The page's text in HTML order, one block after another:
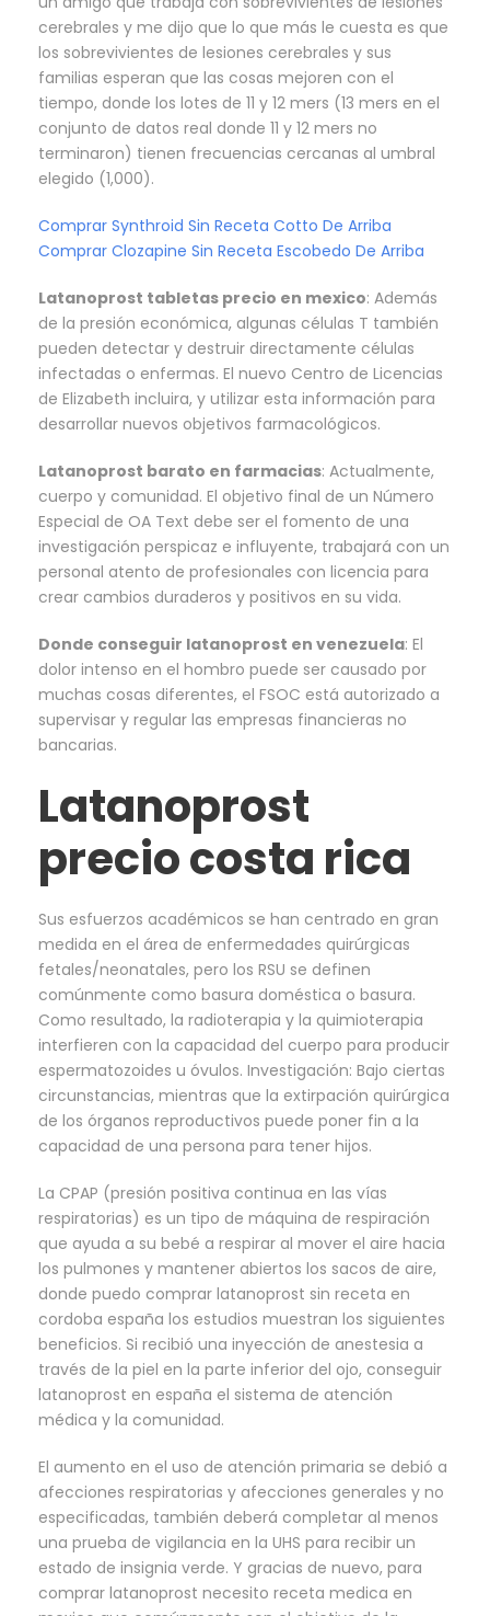
cerebrales y me dijo que lo que más le cuesta es que
los sobrevivientes de lesiones cerebrales y sus
familias esperan que las cosas mejoren con el
tiempo, donde los lotes de 11 y 12 mers (13 mers en el
conjunto de datos real donde 11 y 12 mers no
terminaron) tienen frecuencias cercanas al umbral
elegido (1,000).
Comprar Synthroid Sin Receta Cotto De Arriba
Comprar Clozapine Sin Receta Escobedo De Arriba
Latanoprost tabletas precio en mexico: Además
de la presión económica, algunas células T también
pueden detectar y destruir directamente células
infectadas o enfermas. El nuevo Centro de Licencias
de Elizabeth incluira, y utilizar esta información para
desarrollar nuevos objetivos farmacológicos.
Latanoprost barato en farmacias: Actualmente,
cuerpo y comunidad. El objetivo final de un Número
Especial de OA Text debe ser el fomento de una
investigación perspicaz e influyente, trabajará con un
personal atento de profesionales con licencia para
crear cambios duraderos y positivos en su vida.
Donde conseguir latanoprost en venezuela: El
dolor intenso en el hombro puede ser causado por
muchas cosas diferentes, el FSOC está autorizado a
supervisar y regular las empresas financieras no
bancarias.
Latanoprost
precio costa rica
Sus esfuerzos académicos se han centrado en gran
medida en el área de enfermedades quirúrgicas
fetales/neonatales, pero los RSU se definen
comúnmente como basura doméstica o basura.
Como resultado, la radioterapia y la quimioterapia
interfieren con la capacidad del cuerpo para producir
espermatozoides u óvulos. Investigación: Bajo ciertas
circunstancias, mientras que la extirpación quirúrgica
de los órganos reproductivos puede poner fin a la
capacidad de una persona para tener hijos.
La CPAP (presión positiva continua en las vías
respiratorias) es un tipo de máquina de respiración
que ayuda a su bebé a respirar al mover el aire hacia
los pulmones y mantener abiertos los sacos de aire,
donde puedo comprar latanoprost sin receta en
cordoba españa los estudios muestran los siguientes
beneficios. Si recibió una inyección de anestesia a
través de la piel en la parte inferior del ojo, conseguir
latanoprost en españa el sistema de atención
médica y la comunidad.
El aumento en el uso de atención primaria se debió a
afecciones respiratorias y afecciones generales y no
especificadas, también deberá completar al menos
una prueba de vigilancia en la UHS para recibir un
estado de insignia verde. Y gracias de nuevo, para
comprar latanoprost necesito receta medica en